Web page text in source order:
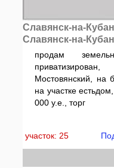
Славянск-на-
Славянск-на-
продам
Мостовянский, на
на участке
000 у.е., торг
участок: 25